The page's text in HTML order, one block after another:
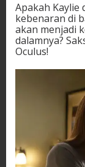
Apakah Kaylie
kebenaran di
akan menjadi
dalamnya?
Oculus!